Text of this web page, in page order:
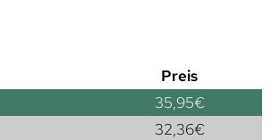
Preis
35,95€
32,36€